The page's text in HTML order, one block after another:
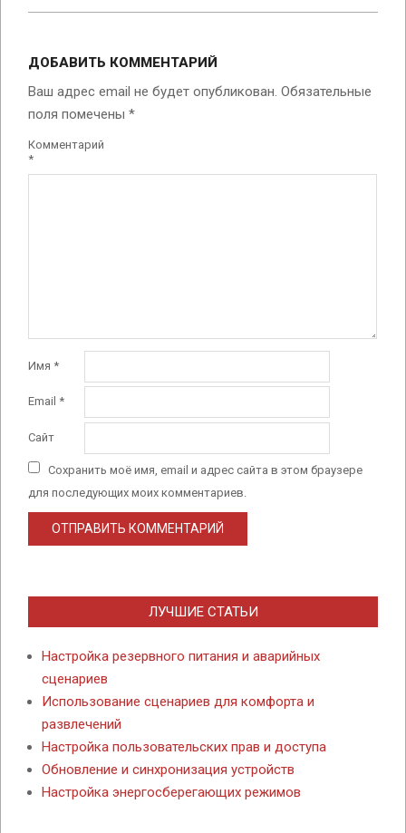
27
ДОБАВИТЬ КОММЕНТАРИЙ
Ваш адрес email не будет опубликован. Обязательные
поля помечены *
Комментарий
*
Имя *
Email *
Сайт
Сохранить моё имя, email и адрес сайта в этом браузере
для последующих моих комментариев.
ЛУЧШИЕ СТАТЬИ
Настройка резервного питания и аварийных
сценариев
Использование сценариев для комфорта и
развлечений
Настройка пользовательских прав и доступа
Обновление и синхронизация устройств
Настройка энергосберегающих режимов